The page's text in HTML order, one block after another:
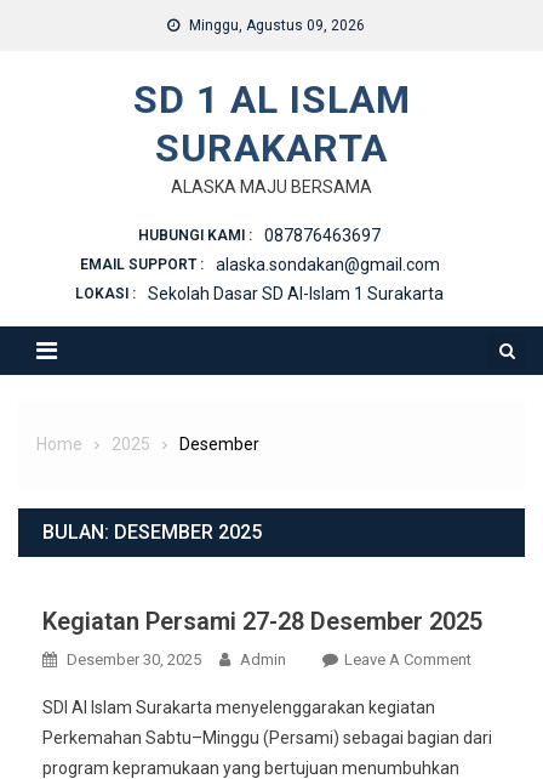
Minggu, Agustus 09, 2026
SD 1 AL ISLAM
SURAKARTA
ALASKA MAJU BERSAMA
HUBUNGI KAMI : 087876463697
EMAIL SUPPORT : alaska.sondakan@gmail.com
LOKASI : Sekolah Dasar SD Al-Islam 1 Surakarta
Home 2025 Desember
BULAN: DESEMBER 2025
Kegiatan Persami 27-28 Desember 2025
Desember 30, 2025 Admin Leave A CommentOn
27-
SDI Al Islam Surakarta menyelenggarakan kegiatan
Perkemahan Sabtu–Minggu (Persami) sebagai bagian dari
program kepramukaan yang bertujuan menumbuhkan